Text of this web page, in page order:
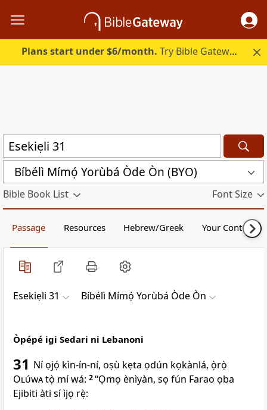
Plans start under $6/month. Try Bible Gateway Plus.
Bíbélì Mímọ́ Yorùbá Òde Òn (BYO)
Bible Book List Font Size
Passage Resources Hebrew/Greek Your Content
Esekiẹli 31 Bíbélì Mímọ́ Yorùbá Òde Òn
Òpépé igi Sedari ni Lebanoni
31 Ní ọjọ́ kìn-ín-ní, oṣù kẹta ọdún kọkànlá, ọ̀rọ̀
Olúwatọ̀ mí wá: 2“Ọmọ ènìyàn, sọ fún Farao ọba
Ejibiti àti sí ìjọ rẹ̀: